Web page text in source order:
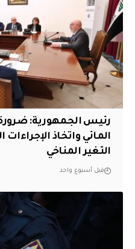
رئيس الجمهورية:
المائي واتخاذ الإجراءات
التغير المناخي
قبل أسبوع واحد